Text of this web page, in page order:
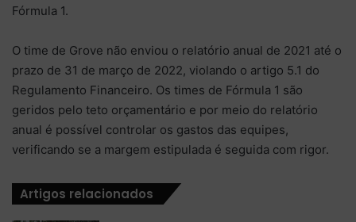
Fórmula 1.
O time de Grove não enviou o relatório anual de 2021 até o
prazo de 31 de março de 2022, violando o artigo 5.1 do
Regulamento Financeiro. Os times de Fórmula 1 são
geridos pelo teto orçamentário e por meio do relatório
anual é possível controlar os gastos das equipes,
verificando se a margem estipulada é seguida com rigor.
Artigos relacionados